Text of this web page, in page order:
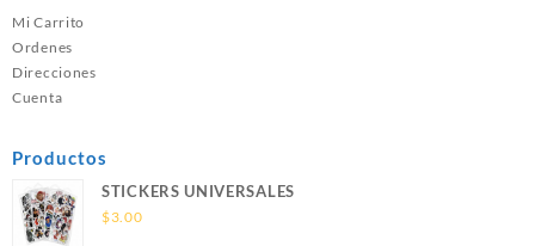
Mi Carrito
Ordenes
Direcciones
Cuenta
Productos
STICKERS UNIVERSALES
$3.00